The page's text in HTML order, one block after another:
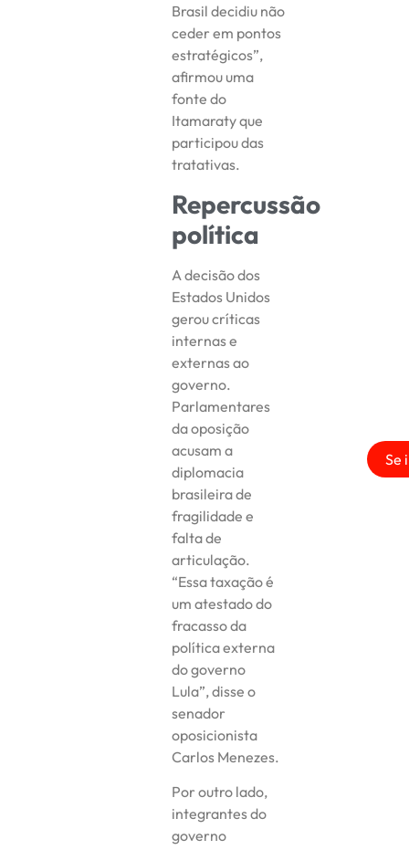
Brasil decidiu não
ceder em pontos
estratégicos”,
afirmou uma
fonte do
Itamaraty que
participou das
tratativas.
Repercussão
política
A decisão dos
Estados Unidos
gerou críticas
internas e
externas ao
governo.
Parlamentares
da oposição
acusam a
diplomacia
brasileira de
fragilidade e
falta de
articulação.
“Essa taxação é
um atestado do
fracasso da
política externa
do governo
Lula”, disse o
senador
oposicionista
Carlos Menezes.
Por outro lado,
integrantes do
governo
Se